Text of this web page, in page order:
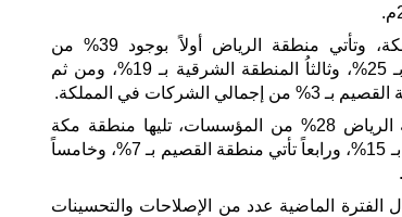
وتتوزع الشركات في جميع مناطق المملكة، وتأتي منطقة الرياض أولاً بوجود 39% من
الشركات فيها، تليها منطقة مكة المكرمة بـ 25%، وثالثاُ المنطقة الشرقية بـ 19%، ومن ثم
وفيما يخص المؤسسات، تتركز في منطقة الرياض 28% من المؤسسات، تليها منطقة مكة
المكرمة بـ 23%، ومن ثم المنطقة الشرقية بـ 15%، ورابعاً تأتي منطقة القصيم بـ 7%، وخامساً
الفترة الماضية عدد من الإصلاحات والتحسينات